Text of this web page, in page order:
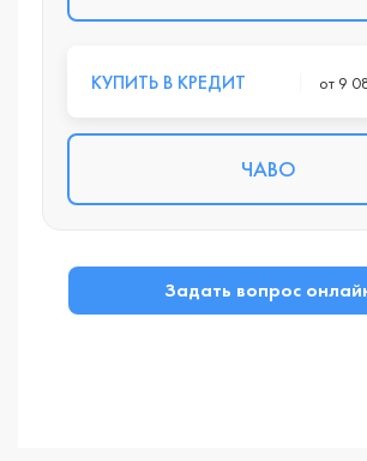
КУПИТЬ В КРЕДИТ от 9
ЧАВО
Задать вопрос